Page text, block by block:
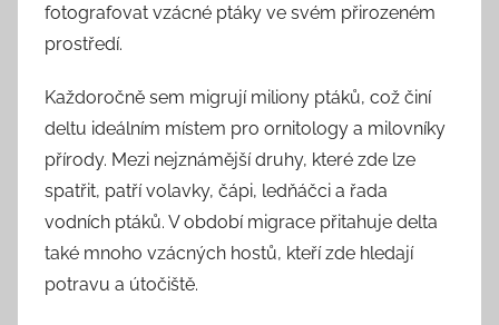
fotografovat vzácné ptáky ve svém přirozeném
prostředí.
Každoročně sem migrují miliony ptáků, což činí
deltu ideálním místem pro ornitology a milovníky
přírody. Mezi nejznámější druhy, které zde lze
spatřit, patří volavky, čápi, ledňáčci a řada
vodních ptáků. V období migrace přitahuje delta
také mnoho vzácných hostů, kteří zde hledají
potravu a útočiště.